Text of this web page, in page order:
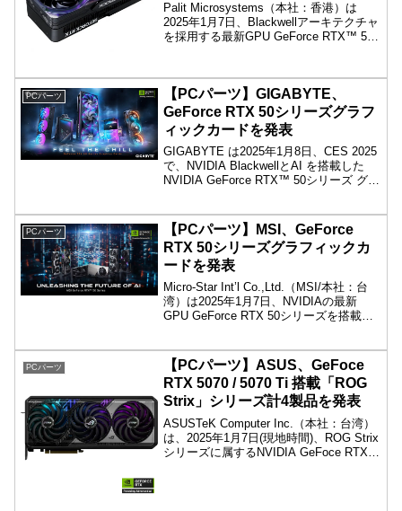
Palit Microsystems（本社：香港）は
2025年1月7日、Blackwellアーキテクチャ
を採用する最新GPU GeForce RTX™ 50
GameRock」シリーズおよび「GeForce
RTX™ 50 GamingPro」RTX™の合計12
モデルをラインナップします。
PCパーツ
【PCパーツ】GIGABYTE、
GeForce RTX 50シリーズグラフ
ィックカードを発表
GIGABYTE は2025年1月8日、CES 2025
で、NVIDIA BlackwellとAI を搭載した
NVIDIA GeForce RTX™ 50シリーズ グラ
RTX™ 5070 Ti、RTX™ 5070など) 、計
12シリーズの発売を発表しました。
PCパーツ
【PCパーツ】MSI、GeForce
RTX 50シリーズグラフィックカ
ードを発表
Micro-Star Int’l Co.,Ltd.（MSI/本社：台
湾）は2025年1月7日、NVIDIAの最新
GPU GeForce RTX 50シリーズを搭載す
PCパーツ
【PCパーツ】ASUS、GeFoce
RTX 5070 / 5070 Ti 搭載「ROG
Strix」シリーズ計4製品を発表
ASUSTeK Computer Inc.（本社：台湾）
は、2025年1月7日(現地時間)、ROG Strix
シリーズに属するNVIDIA GeFoce RTX